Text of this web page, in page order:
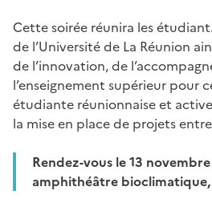
Cette soirée réunira les
de l’Université de La Réunion
de l’innovation, de
l’enseignement supérieur pour
étudiante réunionnaise et
la mise en place de projets
Rendez-vous le 13
amphithéâtre